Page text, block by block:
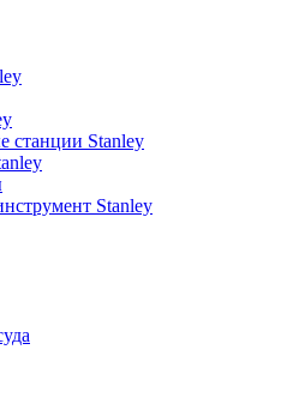
станции Stanley
Stanley